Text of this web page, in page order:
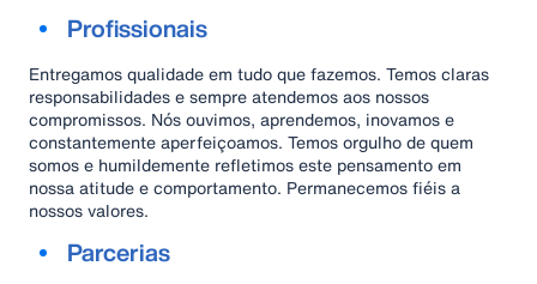
Profissionais
Entregamos qualidade em tudo que fazemos. Temos claras
responsabilidades e sempre atendemos aos nossos
compromissos. Nós ouvimos, aprendemos, inovamos e
constantemente aperfeiçoamos. Temos orgulho de quem
somos e humildemente refletimos este pensamento em
nossa atitude e comportamento. Permanecemos fiéis a
nossos valores.
Parcerias